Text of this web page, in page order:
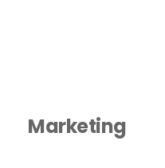
Marketing